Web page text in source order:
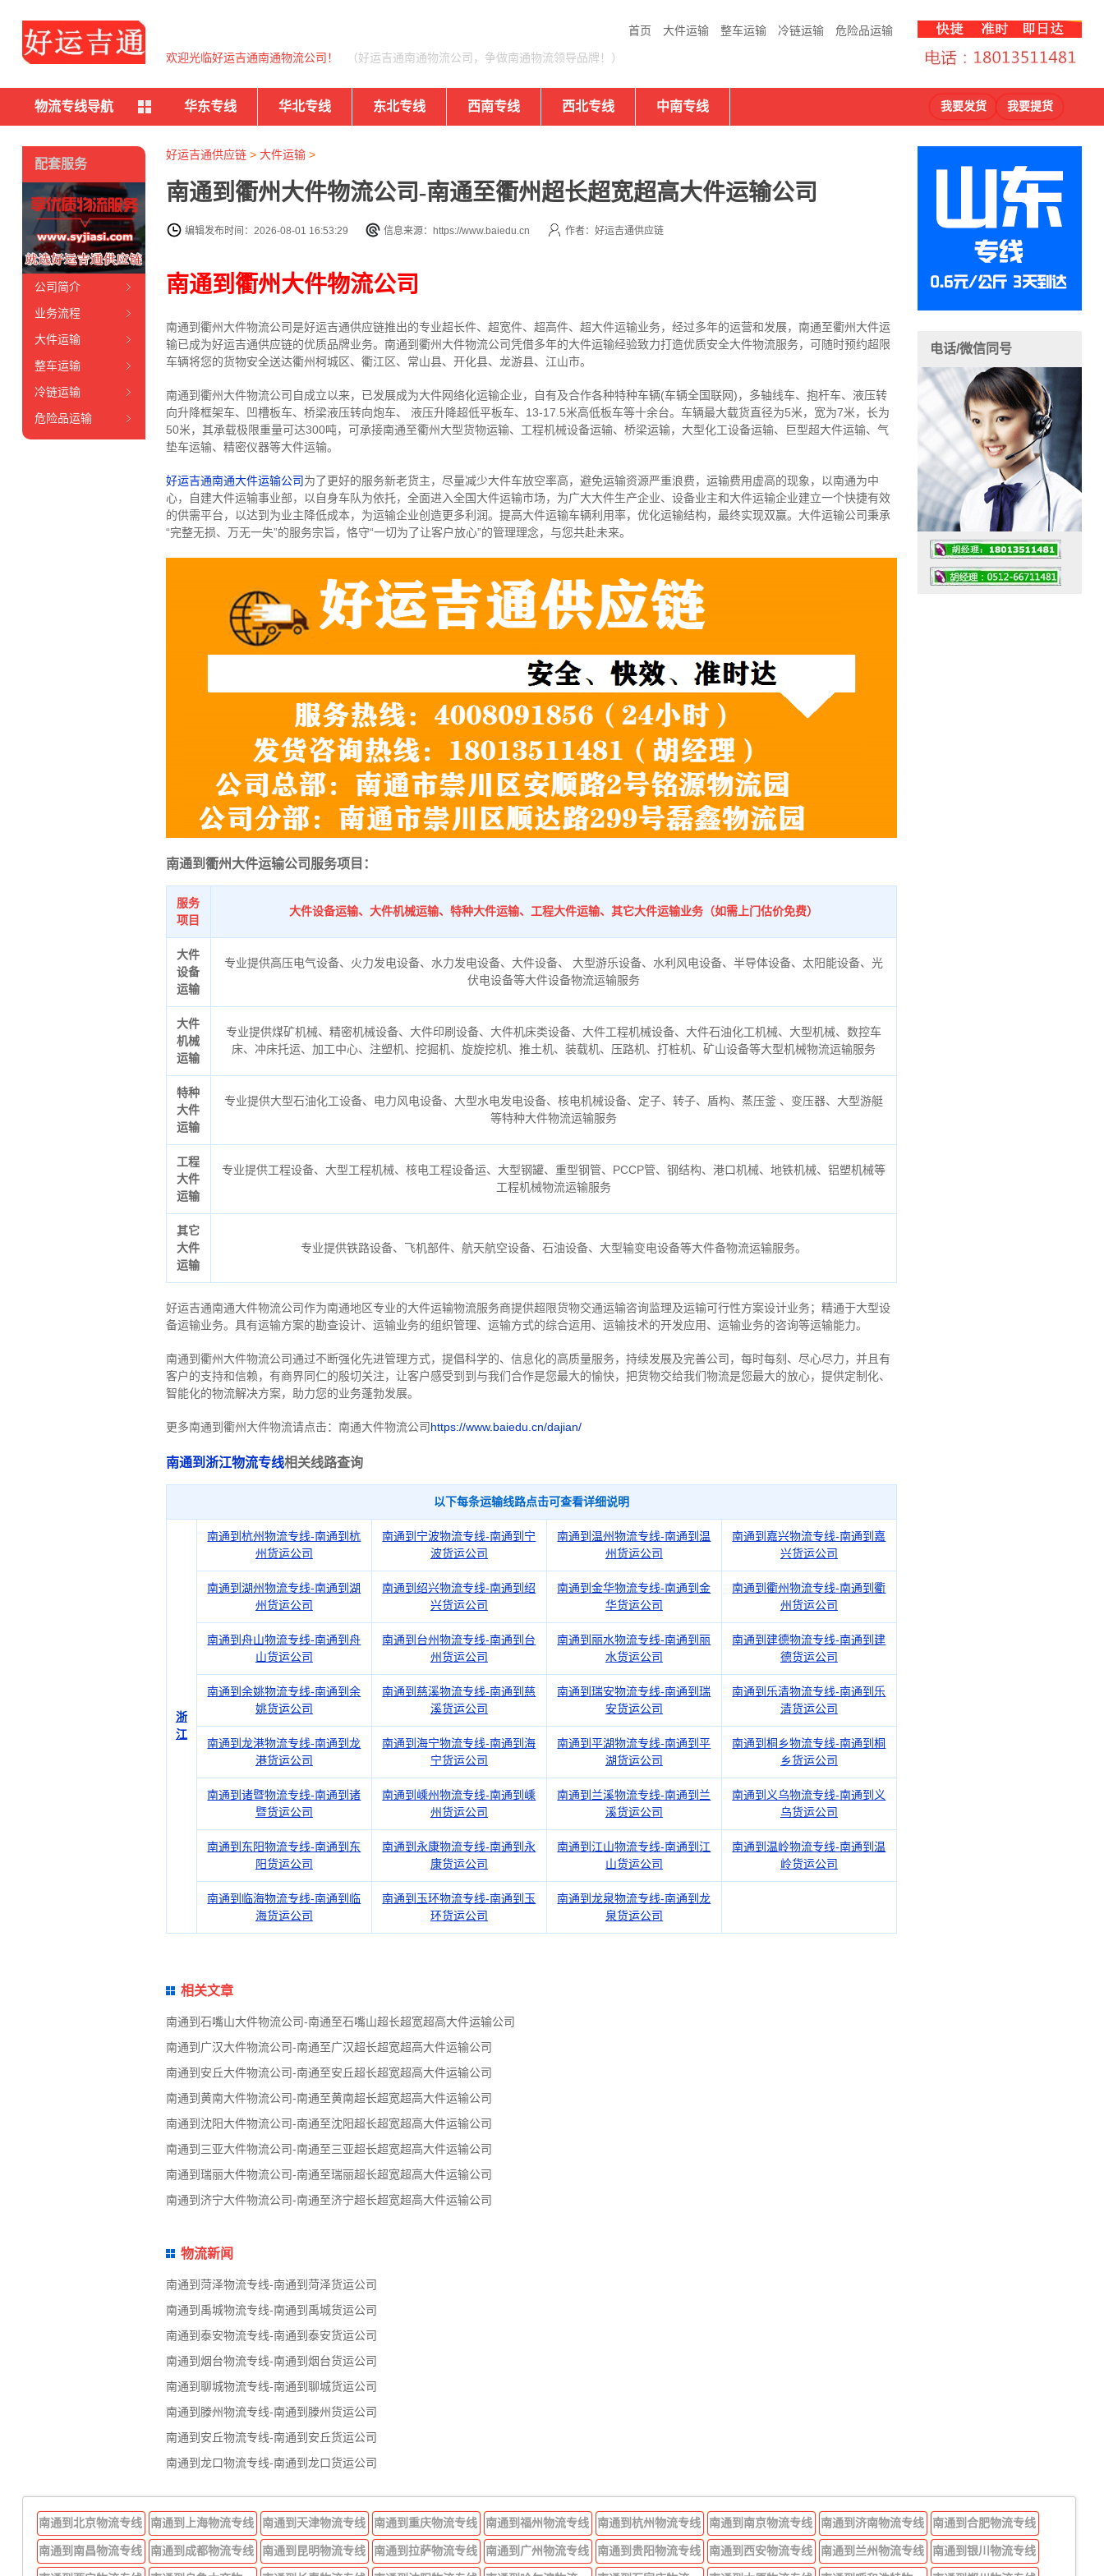
首页 大件运输 整车运输 冷链运输 危险品运输
欢迎光临好运吉通南通物流公司！ （好运吉通南通物流公司，争做南通物流领导品牌！）
物流专线导航 华东专线 华北专线 东北专线 西南专线 西北专线 中南专线 我要发货 我要提货
好运吉通供应链> 大件运输>
南通到衢州大件物流公司-南通至衢州超长超宽超高大件运输公司
编辑发布时间：2026-08-01 16:53:29 信息来源：https://www.baiedu.cn 作者：好运吉通供应链
南通到衢州大件物流公司
南通到衢州大件物流公司是好运吉通供应链推出的专业超长件、超宽件、超高件、超大件运输业务，经过多年的运营和发展，南通至衢州大件运
输已成为好运吉通供应链的优质品牌业务。南通到衢州大件物流公司凭借多年的大件运输经验致力打造优质安全大件物流服务，可随时预约超限
车辆将您的货物安全送达衢州柯城区、衢江区、常山县、开化县、龙游县、江山市。
南通到衢州大件物流公司自成立以来，已发展成为大件网络化运输企业，自有及合作各种特种车辆(车辆全国联网)，多轴线车、抱杆车、液压转
向升降框架车、凹槽板车、桥梁液压转向炮车、 液压升降超低平板车、13-17.5米高低板车等十余台。车辆最大载货直径为5米，宽为7米，长为
50米，其承载极限重量可达300吨，可承接南通至衢州大型货物运输、工程机械设备运输、桥梁运输，大型化工设备运输、巨型超大件运输、气
垫车运输、精密仪器等大件运输。
好运吉通南通大件运输公司为了更好的服务新老货主，尽量减少大件车放空率高，避免运输资源严重浪费，运输费用虚高的现象，以南通为中
心，自建大件运输事业部，以自身车队为依托，全面进入全国大件运输市场，为广大大件生产企业、设备业主和大件运输企业建立一个快捷有效
的供需平台，以达到为业主降低成本，为运输企业创造更多利润。提高大件运输车辆利用率，优化运输结构，最终实现双赢。大件运输公司秉承
“完整无损、万无一失”的服务宗旨，恪守“一切为了让客户放心”的管理理念，与您共赴未来。
南通到衢州大件运输公司服务项目：
服务
项目
大件设备运输、大件机械运输、特种大件运输、工程大件运输、其它大件运输业务（如需上门估价免费）
大件
设备
运输
专业提供高压电气设备、火力发电设备、水力发电设备、大件设备、 大型游乐设备、水利风电设备、半导体设备、太阳能设备、光
伏电设备等大件设备物流运输服务
大件
机械
运输
专业提供煤矿机械、精密机械设备、大件印刷设备、大件机床类设备、大件工程机械设备、大件石油化工机械、大型机械、数控车
床、冲床托运、加工中心、注塑机、挖掘机、旋旋挖机、推土机、装载机、压路机、打桩机、矿山设备等大型机械物流运输服务
特种
大件
运输
专业提供大型石油化工设备、电力风电设备、大型水电发电设备、核电机械设备、定子、转子、盾构、蒸压釜 、变压器、大型游艇
等特种大件物流运输服务
工程
大件
运输
专业提供工程设备、大型工程机械、核电工程设备运、大型钢罐、重型钢管、PCCP管、钢结构、港口机械、地铁机械、铝塑机械等
工程机械物流运输服务
其它
大件
运输
专业提供铁路设备、飞机部件、航天航空设备、石油设备、大型输变电设备等大件备物流运输服务。
好运吉通南通大件物流公司作为南通地区专业的大件运输物流服务商提供超限货物交通运输咨询监理及运输可行性方案设计业务；精通于大型设
备运输业务。具有运输方案的勘查设计、运输业务的组织管理、运输方式的综合运用、运输技术的开发应用、运输业务的咨询等运输能力。
南通到衢州大件物流公司通过不断强化先进管理方式，提倡科学的、信息化的高质量服务，持续发展及完善公司，每时每刻、尽心尽力， 并且有
客户的支持和信赖，有商界同仁的殷切关注， 让客户感受到到与我们合作是您最大的愉快，把货物交给我们物流是您最大的放心， 提供定制化、
智能化的物流解决方案，助力您的业务蓬勃发展。
更多南通到衢州大件物流请点击：南通大件物流公司https://www.baiedu.cn/dajian/
南通到浙江物流专线相关线路查询
以下每条运输线路点击可查看详细说明
浙
江
南通到杭州物流专线-南通到杭
州货运公司
南通到宁波物流专线-南通到宁
波货运公司
南通到温州物流专线-南通到温
州货运公司
南通到嘉兴物流专线-南通到嘉
兴货运公司
南通到湖州物流专线-南通到湖
州货运公司
南通到绍兴物流专线-南通到绍
兴货运公司
南通到金华物流专线-南通到金
华货运公司
南通到衢州物流专线-南通到衢
州货运公司
南通到舟山物流专线-南通到舟
山货运公司
南通到台州物流专线-南通到台
州货运公司
南通到丽水物流专线-南通到丽
水货运公司
南通到建德物流专线-南通到建
德货运公司
南通到余姚物流专线-南通到余
姚货运公司
南通到慈溪物流专线-南通到慈
溪货运公司
南通到瑞安物流专线-南通到瑞
安货运公司
南通到乐清物流专线-南通到乐
清货运公司
南通到龙港物流专线-南通到龙
港货运公司
南通到海宁物流专线-南通到海
宁货运公司
南通到平湖物流专线-南通到平
湖货运公司
南通到桐乡物流专线-南通到桐
乡货运公司
南通到诸暨物流专线-南通到诸
暨货运公司
南通到嵊州物流专线-南通到嵊
州货运公司
南通到兰溪物流专线-南通到兰
溪货运公司
南通到义乌物流专线-南通到义
乌货运公司
南通到东阳物流专线-南通到东
阳货运公司
南通到永康物流专线-南通到永
康货运公司
南通到江山物流专线-南通到江
山货运公司
南通到温岭物流专线-南通到温
岭货运公司
南通到临海物流专线-南通到临
海货运公司
南通到玉环物流专线-南通到玉
环货运公司
南通到龙泉物流专线-南通到龙
泉货运公司
相关文章
南通到石嘴山大件物流公司-南通至石嘴山超长超宽超高大件运输公司
南通到广汉大件物流公司-南通至广汉超长超宽超高大件运输公司
南通到安丘大件物流公司-南通至安丘超长超宽超高大件运输公司
南通到黄南大件物流公司-南通至黄南超长超宽超高大件运输公司
南通到沈阳大件物流公司-南通至沈阳超长超宽超高大件运输公司
南通到三亚大件物流公司-南通至三亚超长超宽超高大件运输公司
南通到瑞丽大件物流公司-南通至瑞丽超长超宽超高大件运输公司
南通到济宁大件物流公司-南通至济宁超长超宽超高大件运输公司
物流新闻
南通到菏泽物流专线-南通到菏泽货运公司
南通到禹城物流专线-南通到禹城货运公司
南通到泰安物流专线-南通到泰安货运公司
南通到烟台物流专线-南通到烟台货运公司
南通到聊城物流专线-南通到聊城货运公司
南通到滕州物流专线-南通到滕州货运公司
南通到安丘物流专线-南通到安丘货运公司
南通到龙口物流专线-南通到龙口货运公司
配套服务
公司简介
业务流程
大件运输
整车运输
冷链运输
危险品运输
电话/微信同号
南通到北京物流专线 南通到上海物流专线 南通到天津物流专线 南通到重庆物流专线 南通到福州物流专线 南通到杭州物流专线 南通到南京物流专线 南通到济南物流专线 南通到合肥物流专线
南通到南昌物流专线 南通到成都物流专线 南通到昆明物流专线 南通到拉萨物流专线 南通到广州物流专线 南通到贵阳物流专线 南通到西安物流专线 南通到兰州物流专线 南通到银川物流专线